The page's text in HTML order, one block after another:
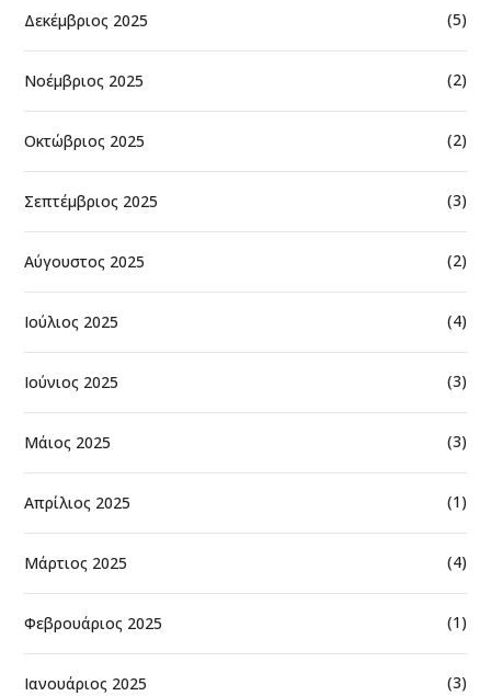
Δεκέμβριος 2025 (5)
Νοέμβριος 2025 (2)
Οκτώβριος 2025 (2)
Σεπτέμβριος 2025 (3)
Αύγουστος 2025 (2)
Ιούλιος 2025 (4)
Ιούνιος 2025 (3)
Μάιος 2025 (3)
Απρίλιος 2025 (1)
Μάρτιος 2025 (4)
Φεβρουάριος 2025 (1)
Ιανουάριος 2025 (3)